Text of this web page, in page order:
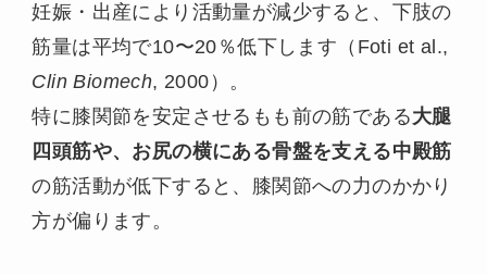
妊娠・出産により活動量が減少すると、下肢の
筋量は平均で10〜20％低下します（Foti et al.,
Clin Biomech, 2000）。
特に膝関節を安定させるもも前の筋である大腿
四頭筋や、お尻の横にある骨盤を支える中殿筋
の筋活動が低下すると、膝関節への力のかかり
方が偏ります。